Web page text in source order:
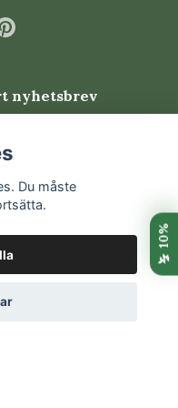
spinnkvalster, ullöss
undersidor,
när den får luftig
lätt mellan
nyhetsbrev
Du måste